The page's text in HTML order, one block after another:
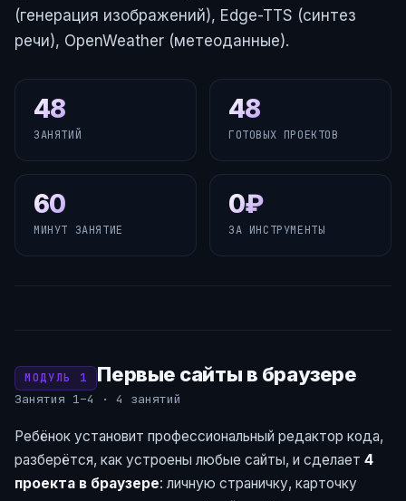
(генерация изображений), Edge-TTS (синтез
речи), OpenWeather (метеоданные).
48
ЗАНЯТИЙ
48
ГОТОВЫХ ПРОЕКТОВ
60
МИНУТ ЗАНЯТИЕ
0₽
ЗА ИНСТРУМЕНТЫ
МОДУЛЬ 1 Первые сайты в браузере
Занятия 1–4 · 4 занятий
Ребёнок установит профессиональный редактор кода,
разберётся, как устроены любые сайты, и сделает 4
проекта в браузере: личную страничку, карточку